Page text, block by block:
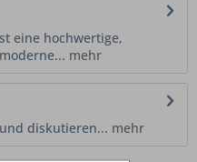
eine hochwertige,
mehr
diskutieren... mehr